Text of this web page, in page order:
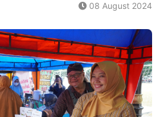
08 August 2024